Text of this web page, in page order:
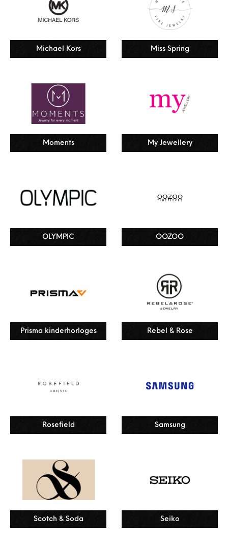
Michael Kors Miss Spring
Moments My Jewellery
OLYMPIC OOZOO
Prisma kinderhorloges Rebel & Rose
Rosefield Samsung
Scotch & Soda Seiko